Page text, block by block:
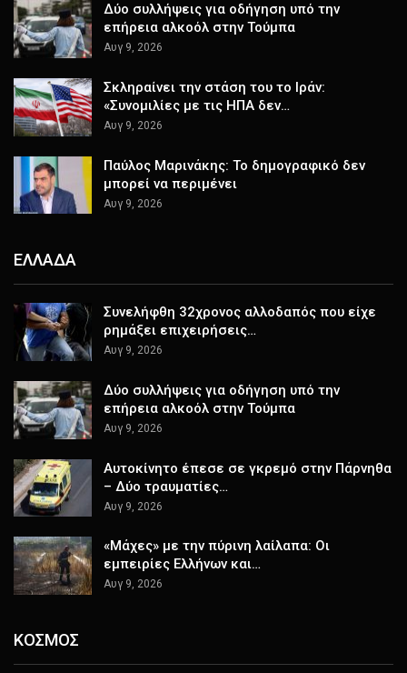
Δύο συλλήψεις για οδήγηση υπό την
επήρεια αλκοόλ στην Τούμπα
Αυγ 9, 2026
Σκληραίνει την στάση του το Ιράν:
«Συνομιλίες με τις ΗΠΑ δεν…
Αυγ 9, 2026
Παύλος Μαρινάκης: Το δημογραφικό δεν
μπορεί να περιμένει
Αυγ 9, 2026
ΕΛΛΑΔΑ
Συνελήφθη 32χρονος αλλοδαπός που είχε
ρημάξει επιχειρήσεις…
Αυγ 9, 2026
Δύο συλλήψεις για οδήγηση υπό την
επήρεια αλκοόλ στην Τούμπα
Αυγ 9, 2026
Αυτοκίνητο έπεσε σε γκρεμό στην Πάρνηθα
– Δύο τραυματίες…
Αυγ 9, 2026
«Μάχες» με την πύρινη λαίλαπα: Οι
εμπειρίες Ελλήνων και…
Αυγ 9, 2026
ΚΟΣΜΟΣ